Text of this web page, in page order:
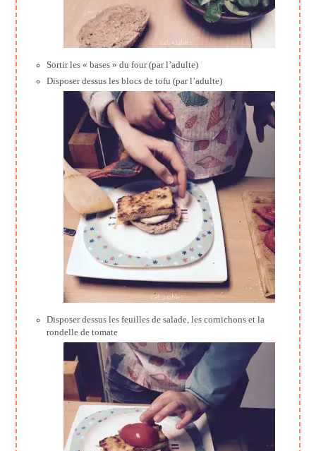
Sortir les « bases » du four (par l’adulte)
Disposer dessus les blocs de tofu (par l’adulte)
Disposer dessus les feuilles de salade, les cornichons et la
rondelle de tomate